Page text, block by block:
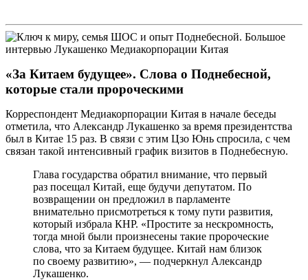
«За Китаем будущее». Слова о Поднебесной,
которые стали пророческими
Корреспондент Медиакорпорации Китая в начале беседы
отметила, что Александр Лукашенко за время президентства
был в Китае 15 раз. В связи с этим Цзо Юнь спросила, с чем
связан такой интенсивный график визитов в Поднебесную.
Глава государства обратил внимание, что первый
раз посещал Китай, еще будучи депутатом. По
возвращении он предложил в парламенте
внимательно присмотреться к тому пути развития,
который избрала КНР. «Простите за нескромность,
тогда мной были произнесены такие пророческие
слова, что за Китаем будущее. Китай нам близок
по своему развитию», — подчеркнул Александр
Лукашенко.